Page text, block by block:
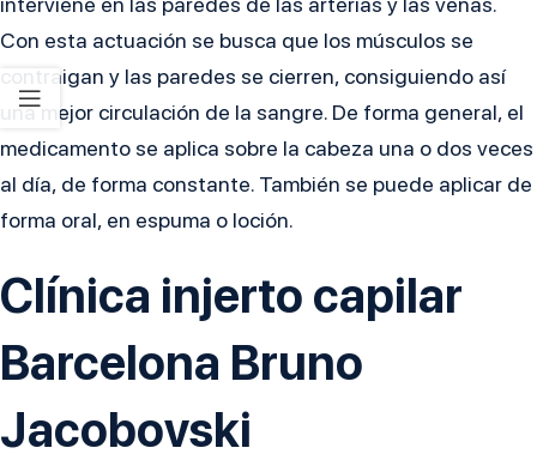
Con esta actuación se busca que los músculos se
contraigan y las paredes se cierren, consiguiendo así
una mejor circulación de la sangre. De forma general, el
medicamento se aplica sobre la cabeza una o dos veces
al día, de forma constante. También se puede aplicar de
forma oral, en espuma o loción.
Clínica injerto capilar
Barcelona Bruno
Jacobovski